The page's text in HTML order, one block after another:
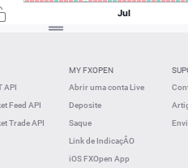
API
Feed API
Trade API
MY FXOPEN
Abrir uma conta Live
Deposite
Saque
Link de IndicaçÂO
iOS FXOpen App